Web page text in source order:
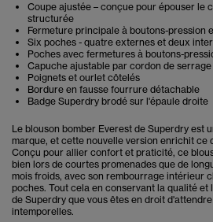
Coupe ajustée – conçue pour épouser le
structurée
Fermeture principale à boutons-pression
Six poches - quatre externes et deux
Poches avec fermetures à boutons-
Capuche ajustable par cordon de serrage
Poignets et ourlet côtelés
Bordure en fausse fourrure détachable
Badge Superdry brodé sur l'épaule droite
Le blouson bomber Everest de Superdry est
marque, et cette nouvelle version enrichit ce
Conçu pour allier confort et praticité, ce
bien lors de courtes promenades que de
mois froids, avec son rembourrage intérieur
poches. Tout cela en conservant la qualité
de Superdry que vous êtes en droit
intemporelles.